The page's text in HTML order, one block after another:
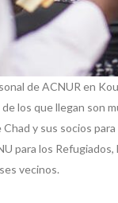
de ACNUR en
los que llegan son
y sus socios
para los
vecinos.